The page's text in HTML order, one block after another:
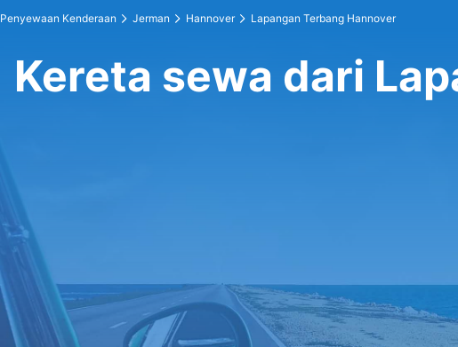
Penyewaan Kenderaan Jerman Hannover Lapangan Terbang Hannover
Kereta sewa dari